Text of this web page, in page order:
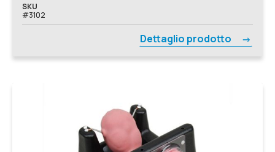
SKU
#3102
Dettaglio prodotto